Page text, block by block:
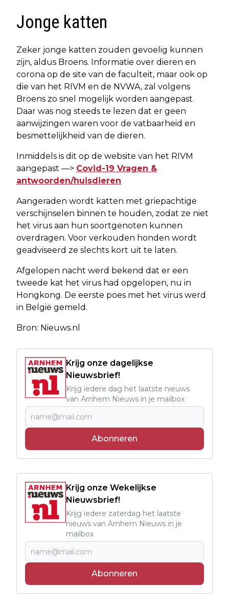
Jonge katten
Zeker jonge katten zouden gevoelig kunnen
zijn, aldus Broens. Informatie over dieren en
corona op de site van de faculteit, maar ook op
die van het RIVM en de NVWA, zal volgens
Broens zo snel mogelijk worden aangepast.
Daar was nog steeds te lezen dat er geen
aanwijzingen waren voor de vatbaarheid en
besmettelijkheid van de dieren.
Inmiddels is dit op de website van het RIVM
aangepast —> Covid-19 Vragen &
antwoorden/huisdieren
Aangeraden wordt katten met griepachtige
verschijnselen binnen te houden, zodat ze niet
het virus aan hun soortgenoten kunnen
overdragen. Voor verkouden honden wordt
geadviseerd ze slechts kort uit te laten.
Afgelopen nacht werd bekend dat er een
tweede kat het virus had opgelopen, nu in
Hongkong. De eerste poes met het virus werd
in België gemeld.
Bron: Nieuws.nl
Krijg onze dagelijkse
Nieuwsbrief!
Krijg iedere dag het laatste nieuws
van Arnhem Nieuws in je mailbox
Abonneren
Krijg onze Wekelijkse
Nieuwsbrief!
Krijg iedere zaterdag het laatste
nieuws van Arnhem Nieuws in je
mailbox
Abonneren